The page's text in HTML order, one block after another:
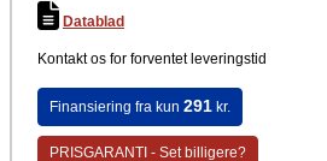
Datablad
Kontakt os for forventet leveringstid
Finansiering fra kun 291kr.
PRISGARANTI - Set billigere?